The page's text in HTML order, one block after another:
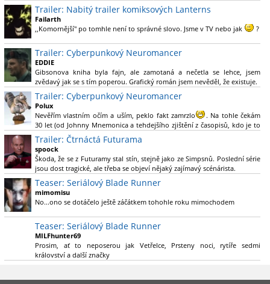
více se ovšem bude moci nová adaptace odprostit třeba od filmového
Green Lanterna s Ryanem Reynoldsem.´´ Co je na tom
nesrozumitelného?
Trailer: Nabitý trailer komiksových Lanterns
Failarth
,,Komornější" po tomhle není to správné slovo. Jsme v TV nebo jak
?
Nebál bych se říct, že to vypadá skvěle jak po stránce kvantity materiálu,
tak i formou.
Výběr Ulricha Tomsena pro mě velké překvapení a velmi zajímavá volba
bravo.
Chandler je lepší a lepší s každou novou scénou.
Komiksy to mají ted´těžké, paradoxně tomu škodí to všechno kolem
(DC nebo MCU to je buřt) , ale nezasloužilo by si to zářez jen kvůli tomu.
Držím tomu palce.
Trailer: Cyberpunkový Neuromancer
EDDIE
Gibsonova kniha byla fajn, ale zamotaná a nečetla se lehce, jsem
zvědavý jak se s tím poperou. Grafický román jsem nevěděl, že existuje.
Trailer: Cyberpunkový Neuromancer
Polux
Nevěřím vlastním očím a uším, peklo fakt zamrzlo
. Na tohle čekám
30 let (od Johnny Mnemonica a tehdejšího zjištění z časopisů, kdo je to
Gibson a co je jeho debutová kniha zač), přičemž 25 let (od Matrixu,
který pojem cyberpunk dostal do povědomí i obyčejného diváka a
nikoliv fanouška žánru) marně doufám, že si po řadě "duchovních
nástupců", kteří přišli poté (Ghost In The Shell, Alita: Battle Angel,
Altered Carbon, Blade Runner 2049, Cyberpunk 2077, atd.), někdo
konečně vzpomene i na bibli cyberpunku, se kterou to všechno začalo.
Teď už nezbývá nic jiného než se tiše modlit a doufat, že to bude stát za
to
. Plus kudos za sázku na seriál a nikoliv film, snad tvůrci tu
Trailer: Čtrnáctá Futurama
spoock
Škoda, že se z Futuramy stal stín, stejně jako ze Simpsnů. Poslední série
jsou dost tragické, ale třeba se objeví nějaký zajímavý scénárista.
Nedávno začala vycházet nová řada Ricka a Mortyho a já z úžasem zjistil,
že se na to dá opět koukat.
Teaser: Seriálový Blade Runner
mimomisu
No...ono se dotáčelo ještě záčátkem tohohle roku mimochodem
Teaser: Seriálový Blade Runner
MILFhunter69
Prosim, ať to neposerou jak Vetřelce, Prsteny noci, rytíře sedmi
království a další značky